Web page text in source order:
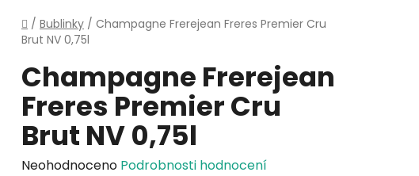
Domů
/ Bublinky / Champagne Frerejean Freres Premier Cru
Brut NV 0,75l
Champagne Frerejean
Freres Premier Cru
Brut NV 0,75l
Průměrné
Neohodnoceno Podrobnosti hodnocení